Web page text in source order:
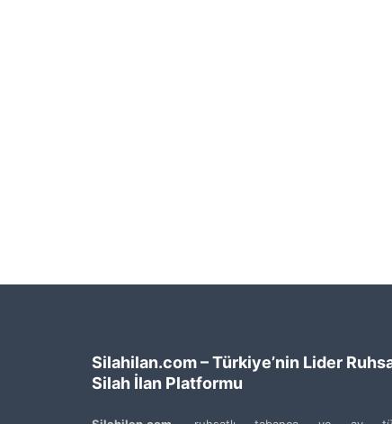
Silahilan.com – Türkiye’nin Lider
Silah İlan Platformu